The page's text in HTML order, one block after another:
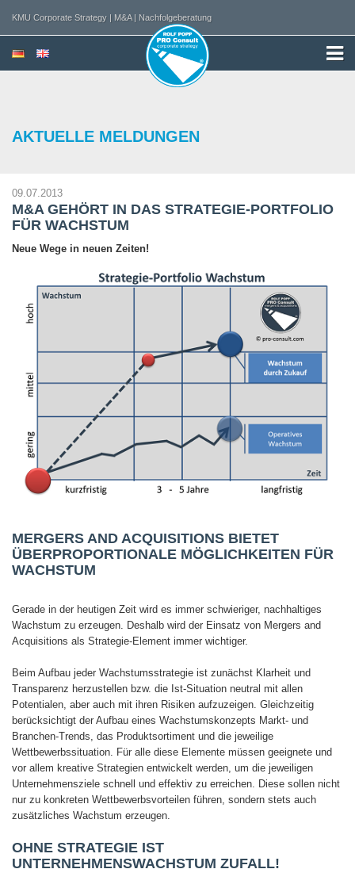
KMU Corporate Strategy | M&A | Nachfolgeberatung
AKTUELLE MELDUNGEN
09.07.2013
M&A GEHÖRT IN DAS STRATEGIE-PORTFOLIO
FÜR WACHSTUM
Neue Wege in neuen Zeiten!
MERGERS AND ACQUISITIONS BIETET
ÜBERPROPORTIONALE MÖGLICHKEITEN FÜR
WACHSTUM
Gerade in der heutigen Zeit wird es immer schwieriger, nachhaltiges
Wachstum zu erzeugen. Deshalb wird der Einsatz von Mergers and
Acquisitions als Strategie-Element immer wichtiger.
Beim Aufbau jeder Wachstumsstrategie ist zunächst Klarheit und
Transparenz herzustellen bzw. die Ist-Situation neutral mit allen
Potentialen, aber auch mit ihren Risiken aufzuzeigen. Gleichzeitig
berücksichtigt der Aufbau eines Wachstumskonzepts Markt- und
Branchen-Trends, das Produktsortiment und die jeweilige
Wettbewerbssituation. Für alle diese Elemente müssen geeignete und
vor allem kreative Strategien entwickelt werden, um die jeweiligen
Unternehmensziele schnell und effektiv zu erreichen. Diese sollen nicht
nur zu konkreten Wettbewerbsvorteilen führen, sondern stets auch
zusätzliches Wachstum erzeugen.
OHNE STRATEGIE IST
UNTERNEHMENSWACHSTUM ZUFALL!